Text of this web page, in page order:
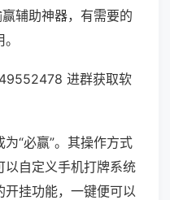
辅助神器，有需要的
进群获取软
“必赢”。其操作方式
以自定义手机打牌系统
挂功能，一键便可以